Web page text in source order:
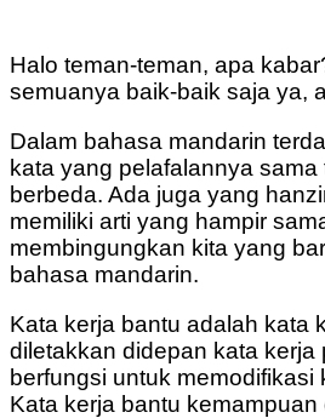
Halo teman-teman, apa
semuanya baik-baik saja ya,
Dalam bahasa mandarin
kata yang pelafalannya sama
berbeda. Ada juga yang
memiliki arti yang hampir
membingungkan kita yang
bahasa mandarin.
Kata kerja bantu adalah kata
diletakkan didepan kata kerja
berfungsi untuk memodifikasi
Kata kerja bantu